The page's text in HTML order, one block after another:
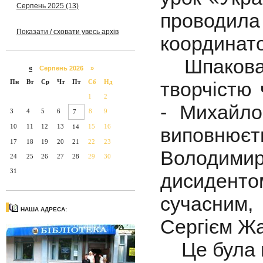
Серпень 2025 (13)
Показати / сховати увесь архів
« Серпень 2026 »
Пн
Вт Ср Чт Пт Сб Нд
1 2
3 4 5 6 7 8 9
10 11 12 13 14 15 16
17 18 19 20 21 22 23
24 25 26 27 28 29 30
31
НАША АДРЕСА:
творчістю
-
Сергієм
Це була